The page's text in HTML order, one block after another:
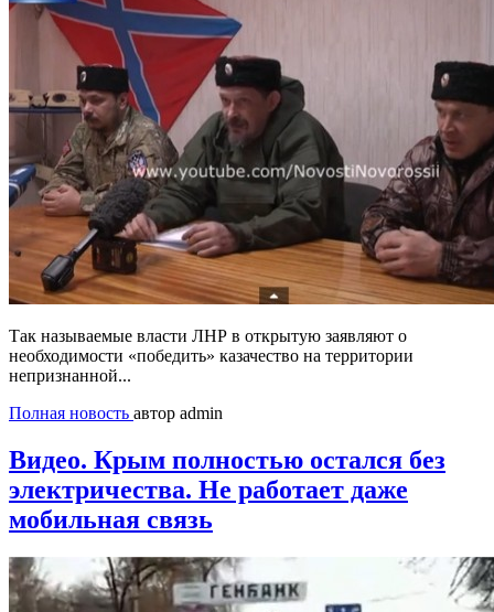
Так называемые власти ЛНР в открытую заявляют о
необходимости «победить» казачество на территории
непризнанной...
Полная новость автор admin
Видео. Крым полностью остался без
электричества. Не работает даже
мобильная связь